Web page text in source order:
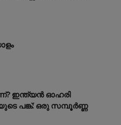
ഇന്ത്യൻ ഓഹരി
പങ്ക്: ഒരു സമ്പൂർണ്ണ